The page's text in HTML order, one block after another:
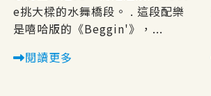
e挑大樑的水舞橋段。 . 這段配樂
是嘻哈版的《Beggin'》，...
閱讀更多